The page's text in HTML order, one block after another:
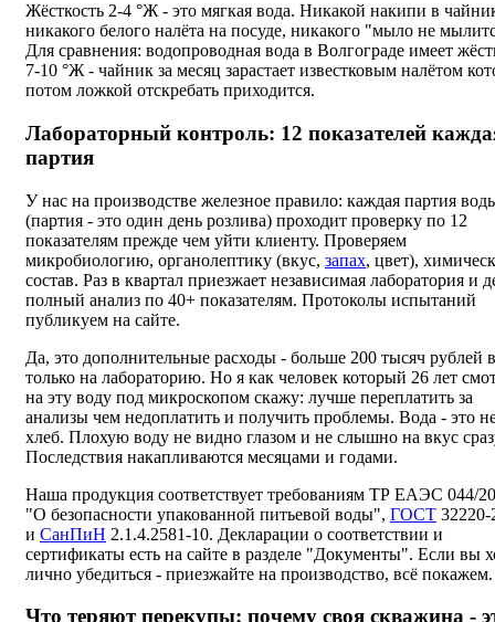
Жёсткость 2-4 °Ж - это мягкая вода. Никакой накипи в
никакого белого налёта на посуде, никакого "мыло не
Для сравнения: водопроводная вода в Волгограде имеет
7-10 °Ж - чайник за месяц зарастает известковым налётом
потом ложкой отскребать приходится.
Лабораторный контроль: 12 показателей
партия
У нас на производстве железное правило: каждая партия
(партия - это один день розлива) проходит проверку по 12
показателям прежде чем уйти клиенту. Проверяем
микробиологию, органолептику (вкус, запах, цвет),
состав. Раз в квартал приезжает независимая лаборатория и
полный анализ по 40+ показателям. Протоколы испытаний
публикуем на сайте.
Да, это дополнительные расходы - больше 200 тысяч рублей
только на лабораторию. Но я как человек который 26 лет
на эту воду под микроскопом скажу: лучше переплатить за
анализы чем недоплатить и получить проблемы. Вода - это
хлеб. Плохую воду не видно глазом и не слышно на вкус
Последствия накапливаются месяцами и годами.
Наша продукция соответствует требованиям ТР ЕАЭС 044/
"О безопасности упакованной питьевой воды", ГОСТ 32220-
и СанПиН 2.1.4.2581-10. Декларации о соответствии и
сертификаты есть на сайте в разделе "Документы". Если вы
лично убедиться - приезжайте на производство, всё покажем.
Что теряют перекупы: почему своя скважина -